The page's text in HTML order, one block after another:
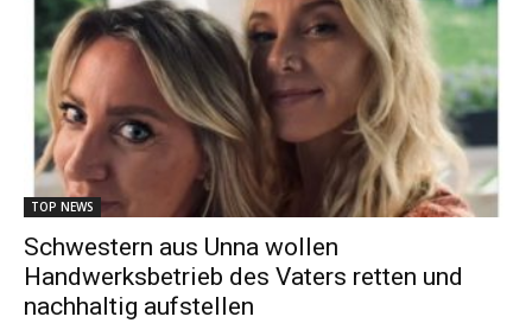
TOP NEWS
Schwestern aus Unna wollen
Handwerksbetrieb des Vaters retten und
nachhaltig aufstellen